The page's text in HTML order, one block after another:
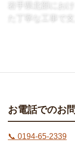
岩手県北部にお
た丁寧な工事で
お電話でのお
📞 0194-65-2339